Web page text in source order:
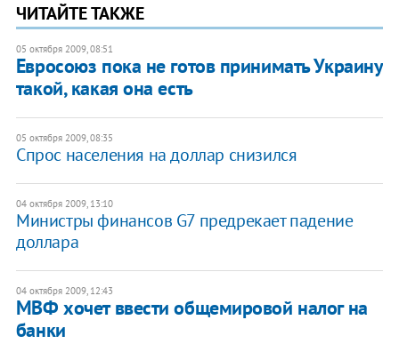
ЧИТАЙТЕ ТАКЖЕ
05 октября 2009, 08:51
Евросоюз пока не готов принимать Украину
такой, какая она есть
05 октября 2009, 08:35
Спрос населения на доллар снизился
04 октября 2009, 13:10
Министры финансов G7 предрекает падение
доллара
04 октября 2009, 12:43
МВФ хочет ввести общемировой налог на
банки